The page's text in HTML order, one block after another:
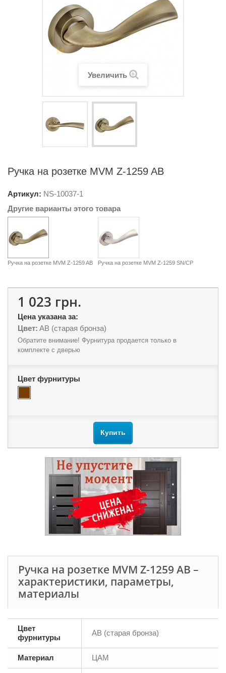
Увеличить
Ручка на розетке MVM Z-1259 AB
Артикул: NS-10037-1
Другие варианты этого товара
Ручка на розетке MVM Z-1259 AB Ручка на розетке MVM Z-1259 SN/CР
1 023 грн.
Цена указана за:
Цвет: AB (старая бронза)
Обратите внимание! Фурнитура продается только в
комплекте с дверью
Цвет фурнитуры
Купить
Ручка на розетке MVM Z-1259 AB –
характеристики, параметры,
материалы
Цвет
фурнитуры
AB (старая бронза)
Материал ЦАМ